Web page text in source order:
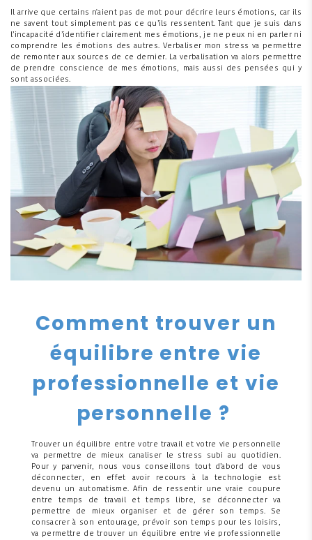
Il arrive que certains n'aient pas de mot pour décrire leurs émotions, car ils
ne savent tout simplement pas ce qu’ils ressentent. Tant que je suis dans
l’incapacité d’identifier clairement mes émotions, je ne peux ni en parler ni
comprendre les émotions des autres. Verbaliser mon stress va permettre
de remonter aux sources de ce dernier. La verbalisation va alors permettre
de prendre conscience de mes émotions, mais aussi des pensées qui y
sont associées.
Comment trouver un
équilibre entre vie
professionnelle et vie
personnelle ?
Trouver un équilibre entre votre travail et votre vie personnelle
va permettre de mieux canaliser le stress subi au quotidien.
Pour y parvenir, nous vous conseillons tout d’abord de vous
déconnecter, en effet avoir recours à la technologie est
devenu un automatisme. Afin de ressentir une vraie coupure
entre temps de travail et temps libre, se déconnecter va
permettre de mieux organiser et de gérer son temps. Se
consacrer à son entourage, prévoir son temps pour les loisirs,
va permettre de trouver un équilibre entre vie professionnelle